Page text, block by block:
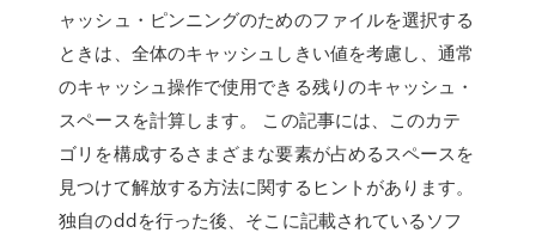
ャッシュ・ピンニングのためのファイルを選択する
ときは、全体のキャッシュしきい値を考慮し、通常
のキャッシュ操作で使用できる残りのキャッシュ・
スペースを計算します。 この記事には、このカテ
ゴリを構成するさまざまな要素が占めるスペースを
見つけて解放する方法に関するヒントがあります。
独自のddを行った後、そこに記載されているソフ